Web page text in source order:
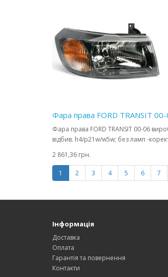
Фара права FORD TRANSIT
Фара права FORD TRANSIT 00-06
відбив. h4/p21w/w5w; без ламп -
2 861,36 грн.
1 2 3 4 5 6 7
Інформація
Доставка
Оплата
Гарантія та повернення
Контакти